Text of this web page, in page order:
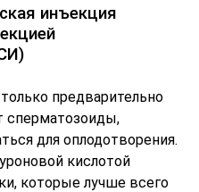
инъекция
предварительно
сперматозоиды,
для оплодотворения.
кислотой
которые лучше всего